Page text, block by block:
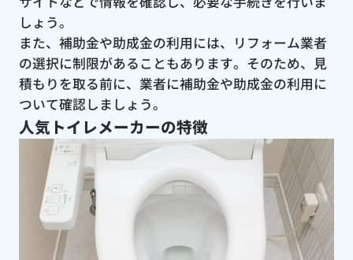
しょう。
また、補助金や助成金の利用には、リフォーム業者
の選択に制限があることもあります。そのため、見
積もりを取る前に、業者に補助金や助成金の利用に
ついて確認しましょう。
人気トイレメーカーの特徴